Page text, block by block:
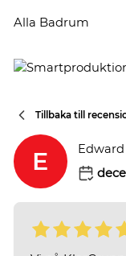
Alla Badrum
Tillbaka till
E